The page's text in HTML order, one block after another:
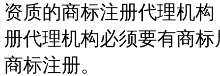
资质的商标注册代理机
册代理机构必须要有商
商标注册。